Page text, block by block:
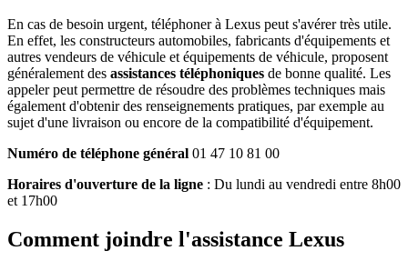
En cas de besoin urgent, téléphoner à Lexus peut s'avérer très utile.
En effet, les constructeurs automobiles, fabricants d'équipements et
autres vendeurs de véhicule et équipements de véhicule, proposent
généralement des assistances téléphoniques de bonne qualité. Les
appeler peut permettre de résoudre des problèmes techniques mais
également d'obtenir des renseignements pratiques, par exemple au
sujet d'une livraison ou encore de la compatibilité d'équipement.
Numéro de téléphone général 01 47 10 81 00
Horaires d'ouverture de la ligne : Du lundi au vendredi entre 8h00
et 17h00
Comment joindre l'assistance Lexus